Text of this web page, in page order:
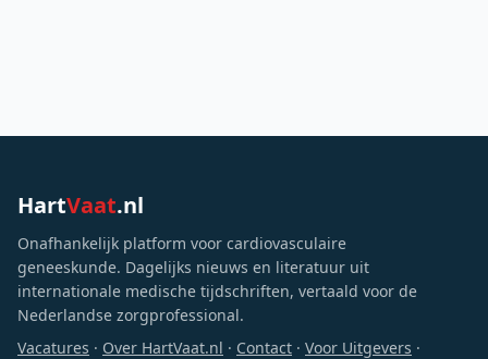
HartVaat.nl
Onafhankelijk platform voor cardiovasculaire
geneeskunde. Dagelijks nieuws en literatuur uit
internationale medische tijdschriften, vertaald voor de
Nederlandse zorgprofessional.
Vacatures · Over HartVaat.nl · Contact · Voor Uitgevers ·